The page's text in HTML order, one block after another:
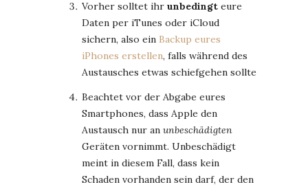
Vorher solltet ihr unbedingt eure
Daten per iTunes oder iCloud
sichern, also ein Backup eures
iPhones erstellen, falls während des
Austausches etwas schiefgehen sollte
Beachtet vor der Abgabe eures
Smartphones, dass Apple den
Austausch nur an unbeschädigten
Geräten vornimmt. Unbeschädigt
meint in diesem Fall, dass kein
Schaden vorhanden sein darf, der den